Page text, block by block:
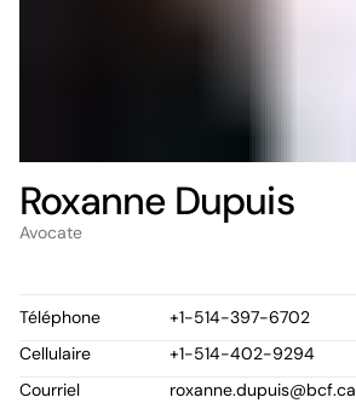
Roxanne Dupuis
Avocate
Téléphone
+1-514-397-6702
Cellulaire
+1-514-402-9294
Courriel
roxanne.dupuis@bcf.ca